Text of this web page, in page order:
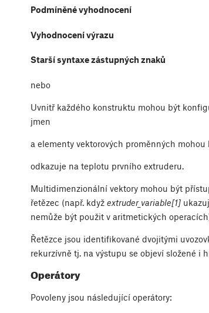
Podmíněné vyhodnocení
Vyhodnocení výrazu
Starší syntaxe zástupných znaků
nebo
Uvnitř každého konstruktu mohou být
jmen
a elementy vektorových proměnných
odkazuje na teplotu prvního extruderu.
Multidimenzionální vektory mohou být
řetězec (např. když extruder_variable[1]
nemůže být použit v aritmetických
Řetězce jsou identifikované dvojitými
rekurzívně tj. na výstupu se objeví složené i
Operátory
Povoleny jsou následující operátory: